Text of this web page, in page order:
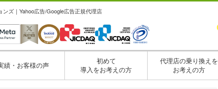
ズ｜Yahoo広告/Google広告正規代理店
績・お客様の声
初めて
導入をお考えの方
代理店の乗り換えを
お考えの方